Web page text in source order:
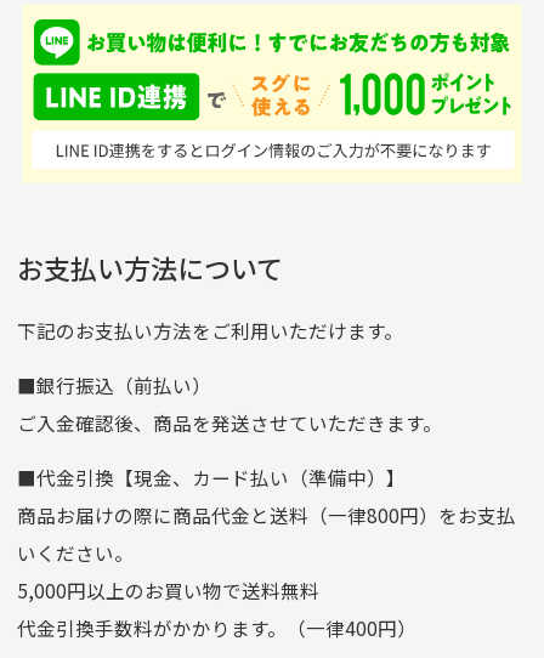
て、ここまでゴルフブラ
ンドの取り扱いがあるの
はすごい。 毎日たくさ
んの商品がアップされて
いるので新作チェックす
ており商品を大切にして
いる感が伝わってきまし
た 「フロント部分に汚
れあり」と記載ありまし
[…]
入金確認後商品発送となります。
※土曜、日曜、祝日は入金確認及び発送業務は致しておりま
せん。
尚、お振込み手数料はお客様ご負担となります。入金確認後
商品発送となります。
ご注文頂いてから7日以内をお振込み期限とさせ
りますのでご了承くださいませ。
支店名
和歌山支店
口座種別
普通
口座番号
0255557
口座名義
株式会社一条
ゆうちょ銀行
ゆうちょ間
記号
14710
申し込まれた商品と届いた商品が異なっている場合
商品説明に記載されていない汚れやダメージがある商品
の場合
お支払い方法について
下記のお支払い方法をご利用いただけます。
■銀行振込（前払い）
ご入金確認後、商品を発送させていただきます。
■代金引換【現金、カード払い（準備中）】
商品お届けの際に商品代金と送料（一律800円）をお支払
いください。
5,000円以上のお買い物で送料無料
代金引換手数料がかかります。（一律400円）